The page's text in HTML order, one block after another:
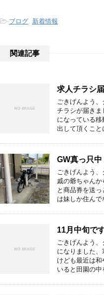
-ブログ 新着情報
関連記事
求人チラシ
ごきげんよう
チラシが届き
になっている
出して頂くこと
GW真っ只中
ごきげんよう
戚の爺ちゃん
と商品券を送
は妹しか住ん
11月中旬です
ごきげんよう
になりました
けども最近は
いると田園の